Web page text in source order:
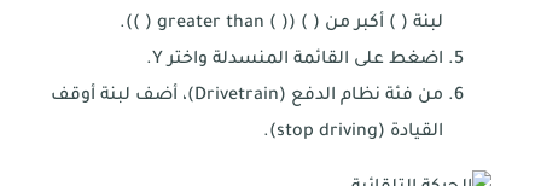
لبنة ( ) أكبر من ( ) (( ) greater than ( )).
اضغط على القائمة المنسدلة واختر Y.
من فئة نظام الدفع (Drivetrain)، أضف لبنة أوقف
القيادة (stop driving).